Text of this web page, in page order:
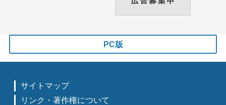
PC版
サイトマップ
リンク・著作権について